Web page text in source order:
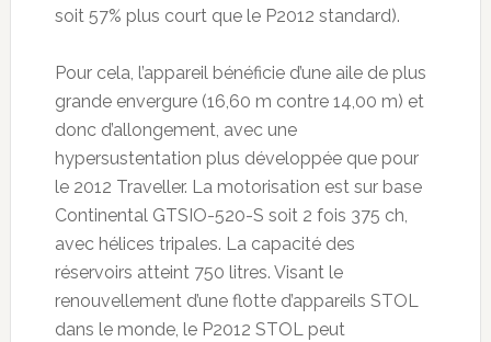
soit 57% plus court que le P2012 standard).
Pour cela, l’appareil bénéficie d’une aile de plus
grande envergure (16,60 m contre 14,00 m) et
donc d’allongement, avec une
hypersustentation plus développée que pour
le 2012 Traveller. La motorisation est sur base
Continental GTSIO-520-S soit 2 fois 375 ch,
avec hélices tripales. La capacité des
réservoirs atteint 750 litres. Visant le
renouvellement d’une flotte d’appareils STOL
dans le monde, le P2012 STOL peut